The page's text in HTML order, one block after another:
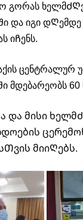
გორას
და იგი დᲦემდე
იᲩენს.
ცენტრალურ
მდებარეობს 60
და მისი
მიიᲦებს.